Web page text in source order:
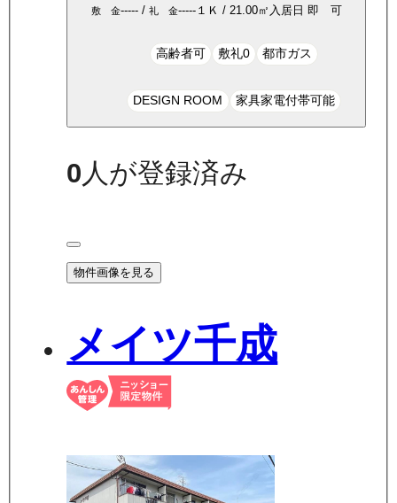
敷 金-----/ 礼 金-----１Ｋ / 21.00㎡ 入居日 即 可
高齢者可 敷礼0 都市ガス
DESIGN ROOM 家具家電付帯可能
0 人が登録済み
物件画像を見る
メイツ千成